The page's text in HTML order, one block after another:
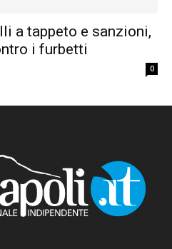
a tappeto e sanzioni,
i furbetti
0